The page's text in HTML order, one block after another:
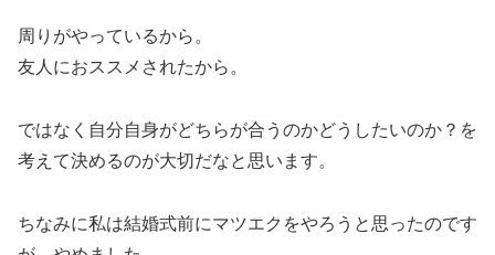
周りがやっているから。
友人におススメされたから。
ではなく自分自身がどちらが合うのかどうしたいのか？を
考えて決めるのが大切だなと思います。
ちなみに私は結婚式前にマツエクをやろうと思ったのです